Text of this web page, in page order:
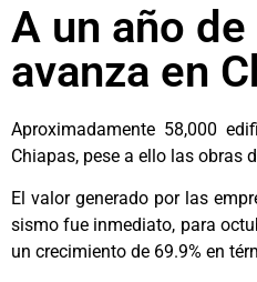
A un año
avanza en
Aproximadamente 58,000
Chiapas, pese a ello las obras
El valor generado por las
sismo fue inmediato, para
un crecimiento de 69.9% en